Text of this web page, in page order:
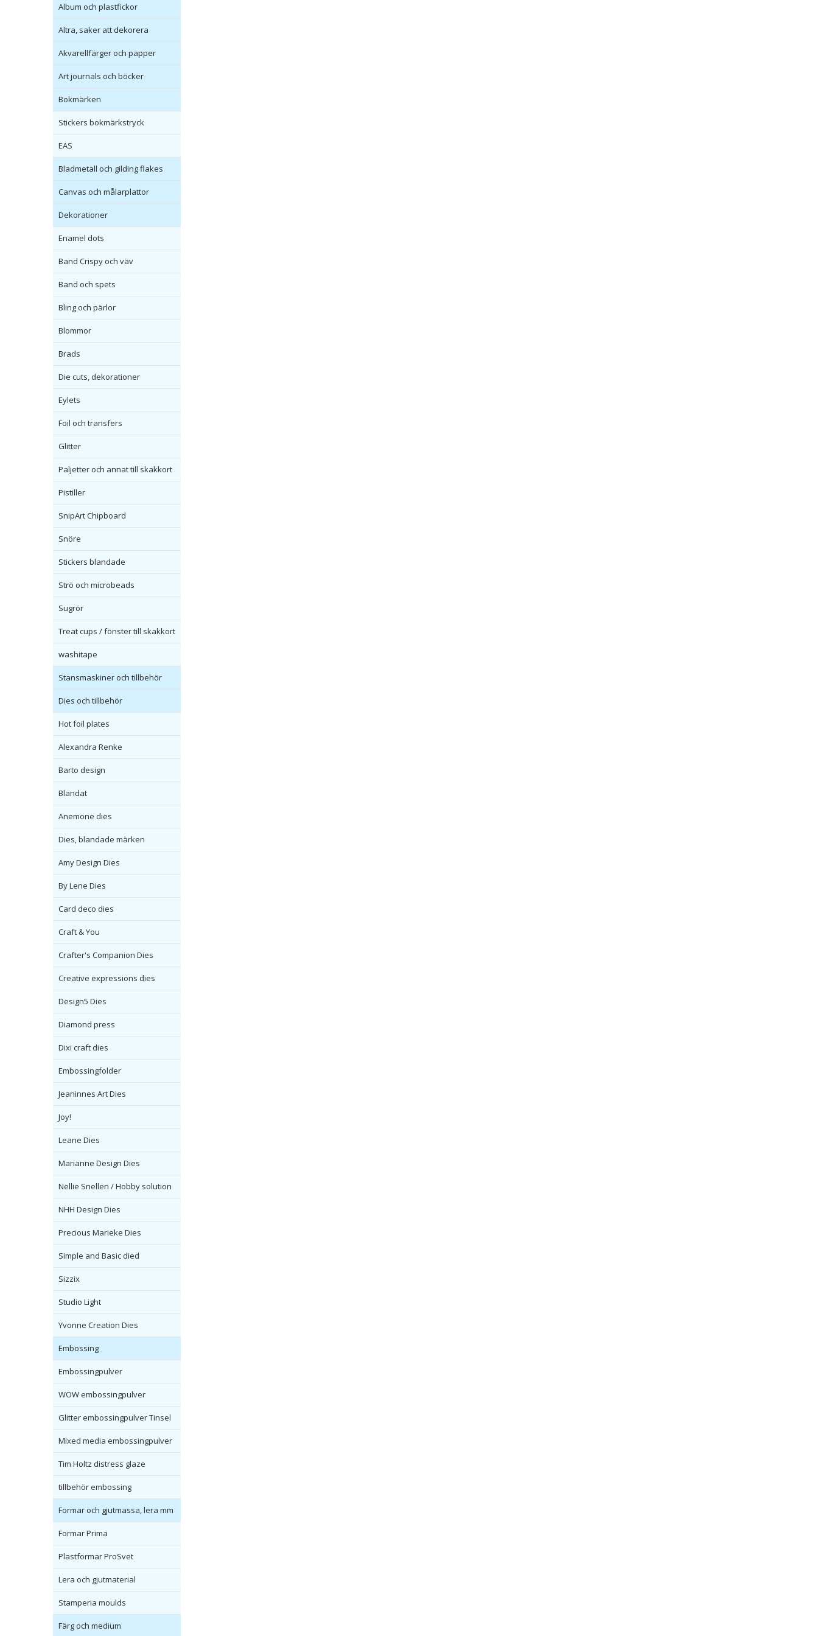
Album och plastfickor
Altra, saker att dekorera
Akvarellfärger och papper
Art journals och böcker
Bokmärken
Stickers bokmärkstryck
EAS
Bladmetall och gilding flakes
Canvas och målarplattor
Dekorationer
Enamel dots
Band Crispy och väv
Band och spets
Bling och pärlor
Blommor
Brads
Die cuts, dekorationer
Eylets
Foil och transfers
Glitter
Paljetter och annat till skakkort
Pistiller
SnipArt Chipboard
Snöre
Stickers blandade
Strö och microbeads
Sugrör
Treat cups / fönster till skakkort
washitape
Stansmaskiner och tillbehör
Dies och tillbehör
Hot foil plates
Alexandra Renke
Barto design
Blandat
Anemone dies
Dies, blandade märken
Amy Design Dies
By Lene Dies
Card deco dies
Craft & You
Crafter's Companion Dies
Creative expressions dies
Design5 Dies
Diamond press
Dixi craft dies
Embossingfolder
Jeaninnes Art Dies
Joy!
Leane Dies
Marianne Design Dies
Nellie Snellen / Hobby solution
NHH Design Dies
Precious Marieke Dies
Simple and Basic died
Sizzix
Studio Light
Yvonne Creation Dies
Embossing
Embossingpulver
WOW embossingpulver
Glitter embossingpulver Tinsel
Mixed media embossingpulver
Tim Holtz distress glaze
tillbehör embossing
Formar och gjutmassa, lera mm
Formar Prima
Plastformar ProSvet
Lera och gjutmaterial
Stamperia moulds
Färg och medium